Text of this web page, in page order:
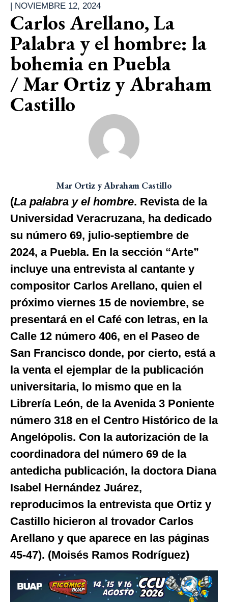
| NOVIEMBRE 12, 2024
Carlos Arellano, La
Palabra y el hombre: la
bohemia en Puebla
/ Mar Ortiz y Abraham
Castillo
Mar Ortiz y Abraham Castillo
(La palabra y el hombre. Revista de la
Universidad Veracruzana, ha dedicado
su número 69, julio-septiembre de
2024, a Puebla. En la sección “Arte”
incluye una entrevista al cantante y
compositor Carlos Arellano, quien el
próximo viernes 15 de noviembre, se
presentará en el Café con letras, en la
Calle 12 número 406, en el Paseo de
San Francisco donde, por cierto, está a
la venta el ejemplar de la publicación
universitaria, lo mismo que en la
Librería León, de la Avenida 3 Poniente
número 318 en el Centro Histórico de la
Angelópolis. Con la autorización de la
coordinadora del número 69 de la
antedicha publicación, la doctora Diana
Isabel Hernández Juárez,
reproducimos la entrevista que Ortiz y
Castillo hicieron al trovador Carlos
Arellano y que aparece en las páginas
45-47). (Moisés Ramos Rodríguez)